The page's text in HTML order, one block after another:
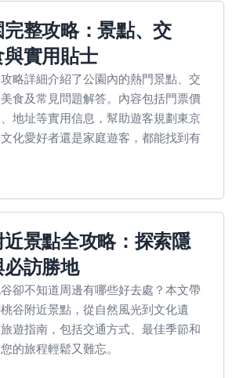
整攻略：景點、交
實用貼士
略詳細介紹了公園內的熱門景點、交
食及常見問題解答。內容包括門票價
地址等實用信息，幫助遊客規劃東京
化愛好者還是家庭遊客，都能找到有
景點全攻略：探索隱
訪勝地
卻不知道周邊有哪些好去處？本文帶
谷附近景點，從自然風光到文化遺
遊指南，包括交通方式、最佳季節和
的旅程輕鬆又難忘。